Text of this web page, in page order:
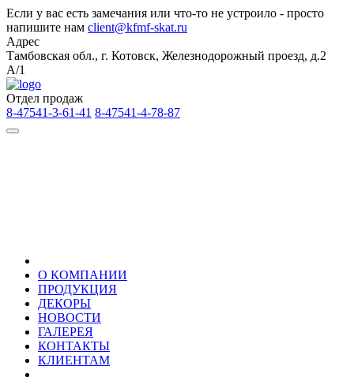
Если у вас есть замечания или что-то не устроило - просто
напишите нам client@kfmf-skat.ru
Адрес
Тамбовская обл., г. Котовск, Железнодорожный проезд, д.2
А/1
Отдел продаж
8-47541-3-61-41 8-47541-4-78-87
О КОМПАНИИ
ПРОДУКЦИЯ
ДЕКОРЫ
НОВОСТИ
ГАЛЕРЕЯ
КОНТАКТЫ
КЛИЕНТАМ